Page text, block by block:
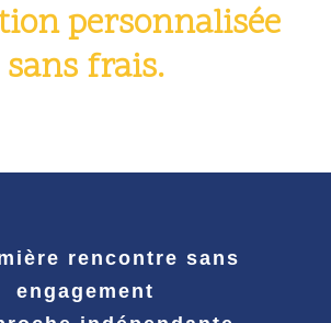
personnalisée
sans frais.
rencontre sans
engagement